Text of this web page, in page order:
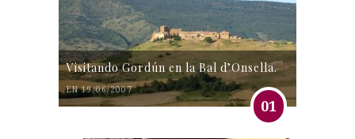
Visitando Gordún en la Bal d’Onsella.
EN 19/06/2007
01